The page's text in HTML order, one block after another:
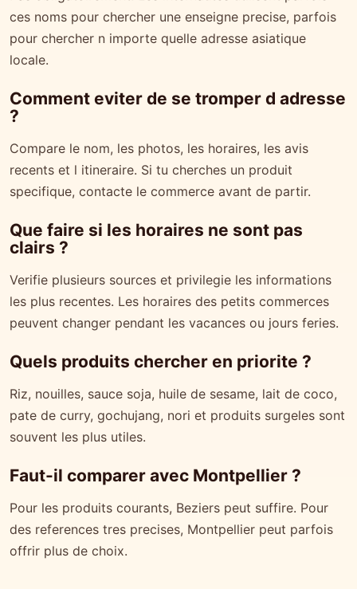
ces noms pour chercher une enseigne precise, parfois
pour chercher n importe quelle adresse asiatique
locale.
Comment eviter de se tromper d adresse
?
Compare le nom, les photos, les horaires, les avis
recents et l itineraire. Si tu cherches un produit
specifique, contacte le commerce avant de partir.
Que faire si les horaires ne sont pas
clairs ?
Verifie plusieurs sources et privilegie les informations
les plus recentes. Les horaires des petits commerces
peuvent changer pendant les vacances ou jours feries.
Quels produits chercher en priorite ?
Riz, nouilles, sauce soja, huile de sesame, lait de coco,
pate de curry, gochujang, nori et produits surgeles sont
souvent les plus utiles.
Faut-il comparer avec Montpellier ?
Pour les produits courants, Beziers peut suffire. Pour
des references tres precises, Montpellier peut parfois
offrir plus de choix.